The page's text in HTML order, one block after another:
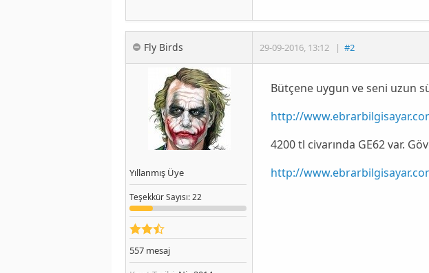
Fly Birds 29-09-2016, 13:12 | #2
Yıllanmış Üye
TeşekkürSayısı: 22
557 mesaj
Bütçene uygun ve seni uzun
http://
4200 tl civarında GE62 var.
http://